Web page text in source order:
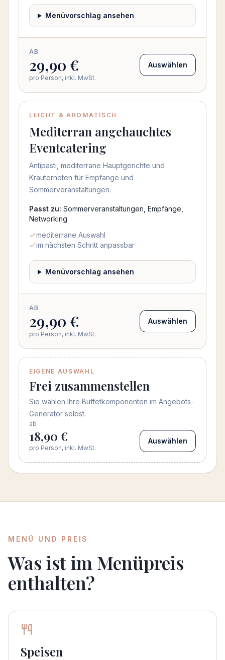
Menüvorschlag ansehen
AB
29,90 €
pro Person, inkl. MwSt.
Auswählen
LEICHT & AROMATISCH
Mediterran angehauchtes
Eventcatering
Antipasti, mediterrane Hauptgerichte und
Kräuternoten für Empfänge und
Sommerveranstaltungen.
Passt zu: Sommerveranstaltungen, Empfänge,
Networking
mediterrane Auswahl
im nächsten Schritt anpassbar
Menüvorschlag ansehen
AB
29,90 €
pro Person, inkl. MwSt.
Auswählen
EIGENE AUSWAHL
Frei zusammenstellen
Sie wählen Ihre Buffetkomponenten im Angebots-
Generator selbst.
ab
18,90 €
pro Person, inkl. MwSt.
Auswählen
MENÜ UND PREIS
Was ist im Menüpreis
enthalten?
Speisen